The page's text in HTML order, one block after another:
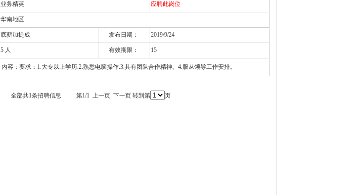
业务精英 应聘此岗位
华南地区
底薪加提成 发布日期： 2019/9/24
5 人 有效期限： 15
内容：要求：1.大专以上学历.2.熟悉电脑操作.3.具有团队合作精神。4.服从领导工作安排。
全部共1条招聘信息 第1/1 上一页 下一页 转到第 页